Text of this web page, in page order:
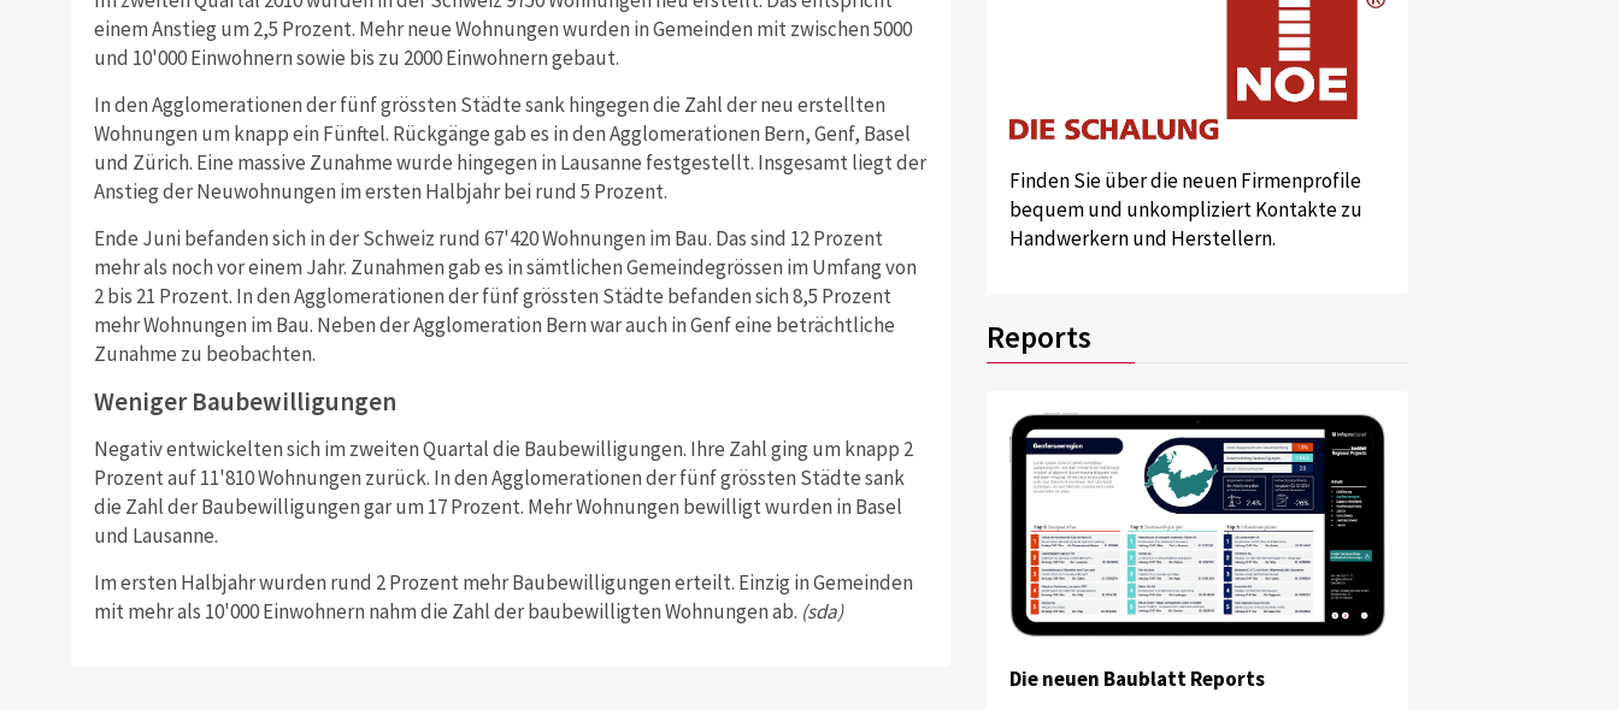
einem Anstieg um 2,5 Prozent. Mehr neue Wohnungen wurden in Gemeinden mit zwischen 5000
und 10'000 Einwohnern sowie bis zu 2000 Einwohnern gebaut.
In den Agglomerationen der fünf grössten Städte sank hingegen die Zahl der neu erstellten
Wohnungen um knapp ein Fünftel. Rückgänge gab es in den Agglomerationen Bern, Genf, Basel
und Zürich. Eine massive Zunahme wurde hingegen in Lausanne festgestellt. Insgesamt liegt der
Anstieg der Neuwohnungen im ersten Halbjahr bei rund 5 Prozent.
Ende Juni befanden sich in der Schweiz rund 67'420 Wohnungen im Bau. Das sind 12 Prozent
mehr als noch vor einem Jahr. Zunahmen gab es in sämtlichen Gemeindegrössen im Umfang von
2 bis 21 Prozent. In den Agglomerationen der fünf grössten Städte befanden sich 8,5 Prozent
mehr Wohnungen im Bau. Neben der Agglomeration Bern war auch in Genf eine beträchtliche
Zunahme zu beobachten.
Weniger Baubewilligungen
Negativ entwickelten sich im zweiten Quartal die Baubewilligungen. Ihre Zahl ging um knapp 2
Prozent auf 11'810 Wohnungen zurück. In den Agglomerationen der fünf grössten Städte sank
die Zahl der Baubewilligungen gar um 17 Prozent. Mehr Wohnungen bewilligt wurden in Basel
und Lausanne.
Im ersten Halbjahr wurden rund 2 Prozent mehr Baubewilligungen erteilt. Einzig in Gemeinden
mit mehr als 10'000 Einwohnern nahm die Zahl der baubewilligten Wohnungen ab. (sda)
Finden Sie über die neuen Firmenprofile
bequem und unkompliziert Kontakte zu
Handwerkern und Herstellern.
Reports
Die neuen Baublatt Reports